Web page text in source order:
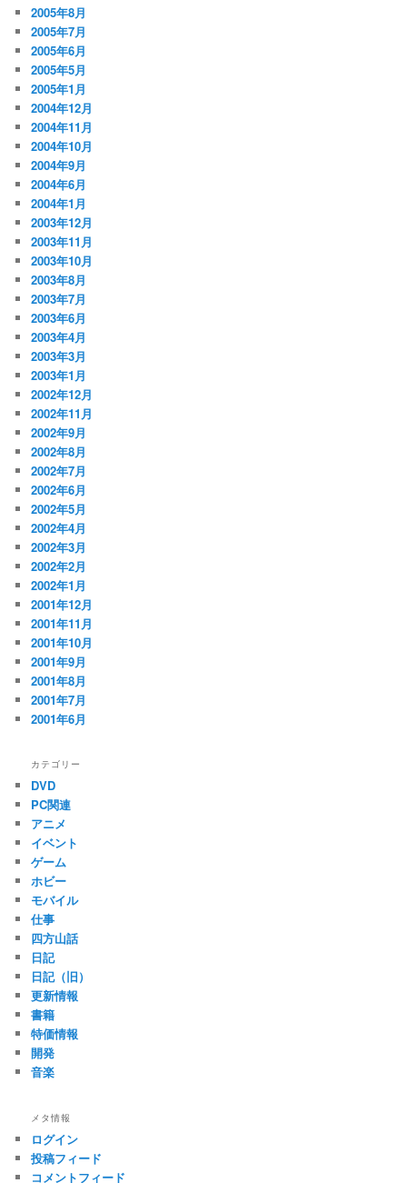
2005年8月
2005年7月
2005年6月
2005年5月
2005年1月
2004年12月
2004年11月
2004年10月
2004年9月
2004年6月
2004年1月
2003年12月
2003年11月
2003年10月
2003年8月
2003年7月
2003年6月
2003年4月
2003年3月
2003年1月
2002年12月
2002年11月
2002年9月
2002年8月
2002年7月
2002年6月
2002年5月
2002年4月
2002年3月
2002年2月
2002年1月
2001年12月
2001年11月
2001年10月
2001年9月
2001年8月
2001年7月
2001年6月
カテゴリー
DVD
PC関連
アニメ
イベント
ゲーム
ホビー
モバイル
仕事
四方山話
日記
日記（旧）
更新情報
書籍
特価情報
開発
音楽
メタ情報
ログイン
投稿フィード
コメントフィード